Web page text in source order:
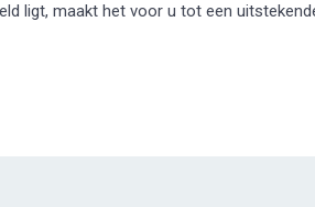
ligt, maakt het voor u tot een